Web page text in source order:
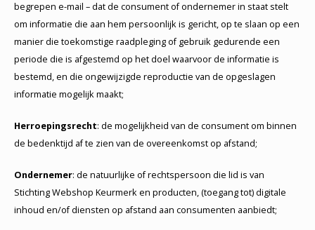
begrepen e-mail – dat de consument of ondernemer in staat stelt
om informatie die aan hem persoonlijk is gericht, op te slaan op een
manier die toekomstige raadpleging of gebruik gedurende een
periode die is afgestemd op het doel waarvoor de informatie is
bestemd, en die ongewijzigde reproductie van de opgeslagen
informatie mogelijk maakt;
Herroepingsrecht: de mogelijkheid van de consument om binnen
de bedenktijd af te zien van de overeenkomst op afstand;
Ondernemer: de natuurlijke of rechtspersoon die lid is van
Stichting Webshop Keurmerk en producten, (toegang tot) digitale
inhoud en/of diensten op afstand aan consumenten aanbiedt;